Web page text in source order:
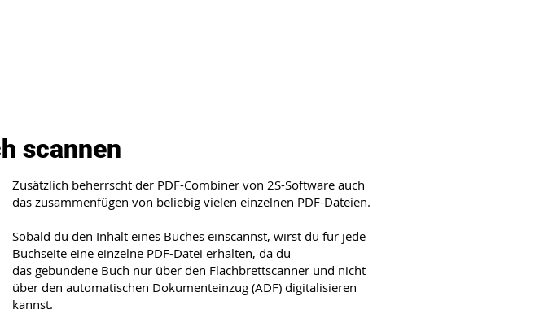
scannen
Zusätzlich beherrscht der PDF-Combiner von 2S-Software auch
das zusammenfügen von beliebig vielen einzelnen PDF-Dateien.
Sobald du den Inhalt eines Buches einscannst, wirst du für jede
Buchseite eine einzelne PDF-Datei erhalten, da du
das gebundene Buch nur über den Flachbrettscanner und nicht
über den automatischen Dokumenteinzug (ADF) digitalisieren
kannst.